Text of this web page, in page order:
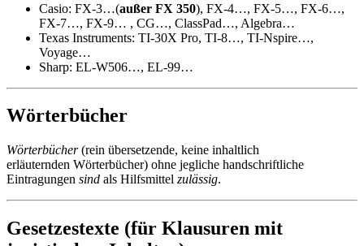
Casio: FX-3…(außer FX 350), FX-4…, FX-5…, FX-6…,
FX-7…, FX-9… , CG…, ClassPad…, Algebra…
Texas Instruments: TI-30X Pro, TI-8…, TI-Nspire…,
Voyage…
Sharp: EL-W506…, EL-99…
Wörterbücher
Wörterbücher(rein übersetzende, keine inhaltlich
erläuternden Wörterbücher) ohne jegliche handschriftliche
Eintragungen sind als Hilfsmittel zulässig.
Gesetzestexte (für Klausuren mit